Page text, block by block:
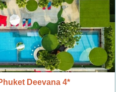
Deevana 4*